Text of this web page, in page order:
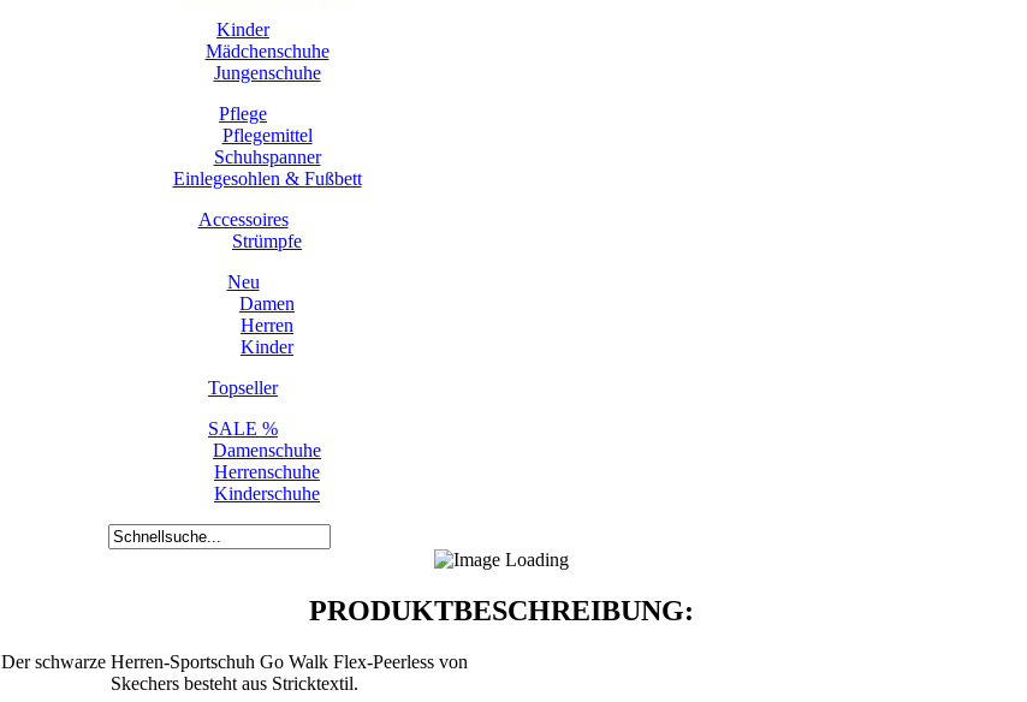
Kinder
Mädchenschuhe
Jungenschuhe
Pflege
Pflegemittel
Schuhspanner
Einlegesohlen & Fußbett
Accessoires
Strümpfe
Neu
Damen
Herren
Kinder
Topseller
SALE %
Damenschuhe
Herrenschuhe
Kinderschuhe
PRODUKTBESCHREIBUNG:
Der schwarze Herren-Sportschuh Go Walk Flex-Peerless von
Skechers besteht aus Stricktextil.